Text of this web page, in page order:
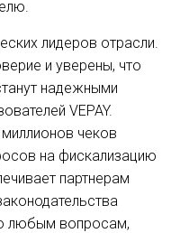
лидеров отрасли.
и уверены, что
надежными
VEPAY.
чеков
на фискализацию
партнерам
любым вопросам,